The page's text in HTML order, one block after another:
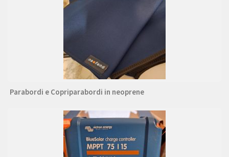
Parabordi e Copriparabordi in neoprene